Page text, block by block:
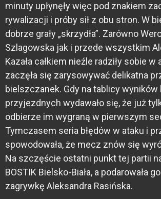
minuty upłynęły więc pod znakiem
rywalizacji i próby sił z obu stron. W
dobrze grały „skrzydła”. Zarówno
Szlagowska jak i przede wszystkim
Kazała całkiem nieźle radziły sobie w
zaczęła się zarysowywać delikatna
bielszczanek. Gdy na tablicy wyników
przyjezdnych wydawało się, że już
odbierze im wygraną w pierwszym
Tymczasem seria błędów w ataku i
spowodowała, że mecz znów się
Na szczęście ostatni punkt tej partii
BOSTIK Bielsko-Biała, a podarowała
zagrywkę Aleksandra Rasińska.